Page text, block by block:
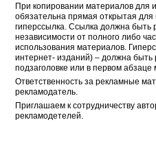
При копировании материалов для
обязательна прямая открытая для
гиперссылка. Ссылка должна быть
независимости от полного либо
использования материалов.
интернет- изданий) – должна
подзаголовке или в первом абзаце
Ответственность за рекламные
рекламодатель.
Приглашаем к сотрудничеству
рекламодетелей.